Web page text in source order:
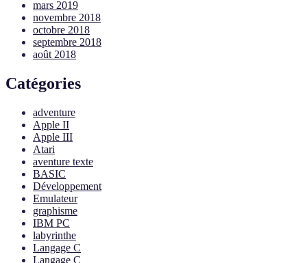
mars 2019
novembre 2018
octobre 2018
septembre 2018
août 2018
Catégories
adventure
Apple II
Apple III
Atari
aventure texte
BASIC
Développement
Emulateur
graphisme
IBM PC
labyrinthe
Langage C
Langage C